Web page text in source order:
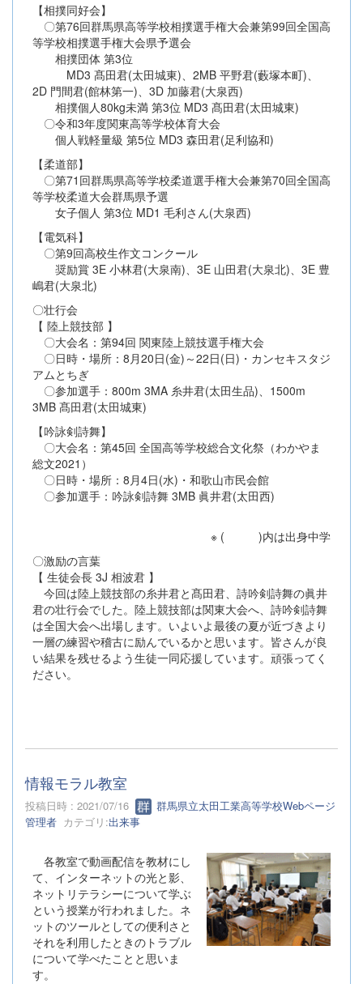
【相撲同好会】
〇第76回群馬県高等学校相撲選手権大会兼第99回全国高
等学校相撲選手権大会県予選会
相撲団体 第3位
MD3 髙田君(太田城東)、2MB 平野君(藪塚本町)、
2D 門間君(館林第一)、3D 加藤君(大泉西)
相撲個人80kg未満 第3位 MD3 髙田君(太田城東)
〇令和3年度関東高等学校体育大会
個人戦軽量級 第5位 MD3 森田君(足利協和)
【柔道部】
〇第71回群馬県高等学校柔道選手権大会兼第70回全国高
等学校柔道大会群馬県予選
女子個人 第3位 MD1 毛利さん(大泉西)
【電気科】
〇第9回高校生作文コンクール
奨励賞 3E 小林君(大泉南)、3E 山田君(大泉北)、3E 豊
嶋君(大泉北)
〇壮行会
【 陸上競技部 】
〇大会名：第94回 関東陸上競技選手権大会
〇日時・場所：8月20日(金)～22日(日)・カンセキスタジ
アムとちぎ
〇参加選手：800m 3MA 糸井君(太田生品)、1500m
3MB 髙田君(太田城東)
【吟詠剣詩舞】
〇大会名：第45回 全国高等学校総合文化祭（わかやま
総文2021）
〇日時・場所：8月4日(水)・和歌山市民会館
〇参加選手：吟詠剣詩舞 3MB 眞井君(太田西)
※ ( )内は出身中学
〇激励の言葉
【 生徒会長 3J 相波君 】
今回は陸上競技部の糸井君と髙田君、詩吟剣詩舞の眞井
君の壮行会でした。陸上競技部は関東大会へ、詩吟剣詩舞
は全国大会へ出場します。いよいよ最後の夏が近づきより
一層の練習や稽古に励んでいるかと思います。皆さんが良
い結果を残せるよう生徒一同応援しています。頑張ってく
ださい。
情報モラル教室
投稿日時 : 2021/07/16
群馬県立太田工業高等学校Webページ
管理者 カテゴリ:出来事
各教室で動画配信を教材にし
て、インターネットの光と影、
ネットリテラシーについて学ぶ
という授業が行われました。ネ
ットのツールとしての便利さと
それを利用したときのトラブル
について学べたことと思いま
す。